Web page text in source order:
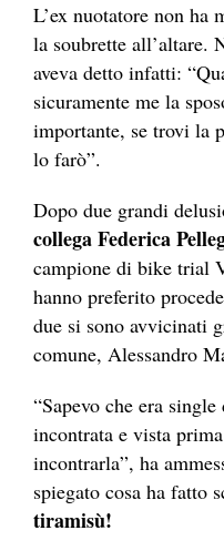
L’ex nuotatore non ha
la soubrette all’altare.
aveva detto infatti:
sicuramente me la
importante, se trovi la
lo farò”.
Dopo due grandi
collega Federica
campione di bike trial
hanno preferito
due si sono avvicinati
comune, Alessandro
“Sapevo che era
incontrata e vista
incontrarla”, ha
spiegato cosa ha fatto
tiramisù!